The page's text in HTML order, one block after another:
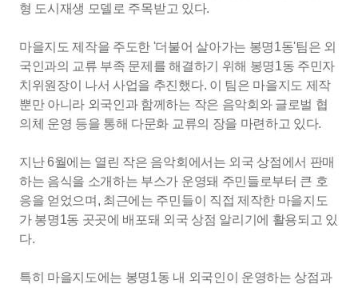
형 도시재생 모델로 주목받고 있다.
마을지도 제작을 주도한 '더불어 살아가는 봉명1동'팀은 외
국인과의 교류 부족 문제를 해결하기 위해 봉명1동 주민자
치위원장이 나서 사업을 추진했다. 이 팀은 마을지도 제작
뿐만 아니라 외국인과 함께하는 작은 음악회와 글로벌 협
의체 운영 등을 통해 다문화 교류의 장을 마련하고 있다.
지난 6월에는 열린 작은 음악회에서는 외국 상점에서 판매
하는 음식을 소개하는 부스가 운영돼 주민들로부터 큰 호
응을 얻었으며, 최근에는 주민들이 직접 제작한 마을지도
가 봉명1동 곳곳에 배포돼 외국 상점 알리기에 활용되고 있
다.
특히 마을지도에는 봉명1동 내 외국인이 운영하는 상점과